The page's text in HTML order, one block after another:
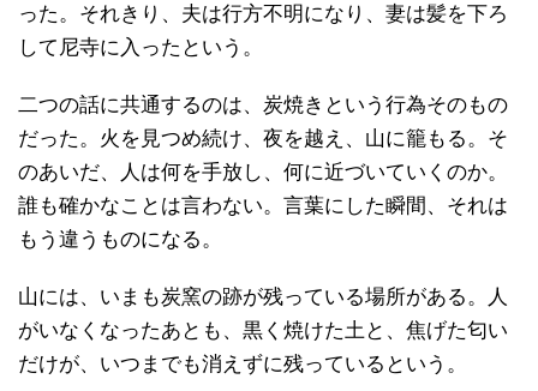
った。それきり、夫は行方不明になり、妻は髪を下ろ
して尼寺に入ったという。
二つの話に共通するのは、炭焼きという行為そのもの
だった。火を見つめ続け、夜を越え、山に籠もる。そ
のあいだ、人は何を手放し、何に近づいていくのか。
誰も確かなことは言わない。言葉にした瞬間、それは
もう違うものになる。
山には、いまも炭窯の跡が残っている場所がある。人
がいなくなったあとも、黒く焼けた土と、焦げた匂い
だけが、いつまでも消えずに残っているという。